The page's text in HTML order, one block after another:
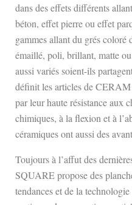
dans des effets différents
béton, effet pierre ou effet
gammes allant du grés coloré
émaillé, poli, brillant, matte
aussi variés soient-ils
définit les articles de
par leur haute résistance aux
chimiques, à la flexion et à
céramiques ont aussi des
Toujours à l’affut des
SQUARE propose des
tendances et de la